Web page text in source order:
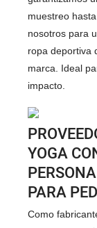
muestreo
nosotros para
ropa deportiva
marca. Ideal
impacto.
YOGA
PARA
Como